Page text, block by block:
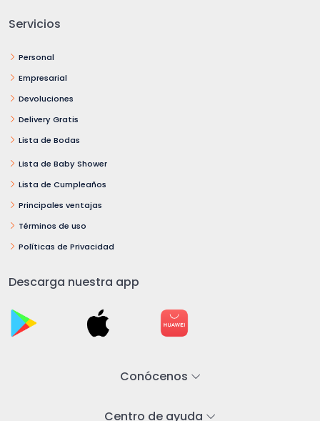
Servicios
Personal
Empresarial
Devoluciones
Delivery Gratis
Lista de Bodas
Lista de Baby Shower
Lista de Cumpleaños
Principales ventajas
Términos de uso
Políticas de Privacidad
Descarga nuestra app
Conócenos
Centro de ayuda